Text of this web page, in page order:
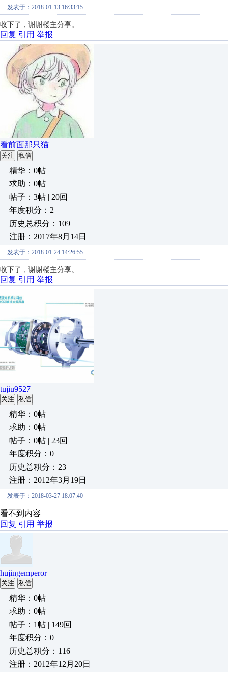
发表于：2018-01-13 16:33:15
收下了，谢谢楼主分享。
回复 引用 举报
看前面那只猫
关注 私信
精华：0帖
求助：0帖
帖子：3帖 | 20回
年度积分：2
历史总积分：109
注册：2017年8月14日
发表于：2018-01-24 14:26:55
收下了，谢谢楼主分享。
回复 引用 举报
tujiu9527
关注 私信
精华：0帖
求助：0帖
帖子：0帖 | 23回
年度积分：0
历史总积分：23
注册：2012年3月19日
发表于：2018-03-27 18:07:40
看不到内容
回复 引用 举报
hujingemperor
关注 私信
精华：0帖
求助：0帖
帖子：1帖 | 149回
年度积分：0
历史总积分：116
注册：2012年12月20日